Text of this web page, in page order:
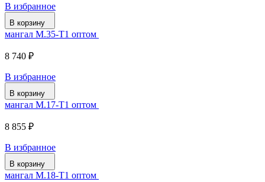
В избранное
В корзину
мангал М.35-Т1 оптом
8 740 ₽
В избранное
В корзину
мангал М.17-Т1 оптом
8 855 ₽
В избранное
В корзину
мангал М.18-Т1 оптом